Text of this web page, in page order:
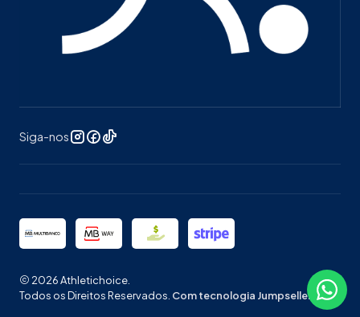
Siga-nos
2026 Athletichoice.
Todos os Direitos Reservados. Com tecnologia Jumpseller